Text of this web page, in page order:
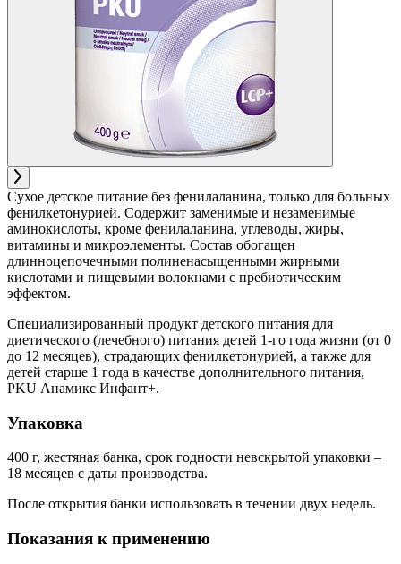
Сухое детское питание без фенилаланина, только для больных
фенилкетонурией. Содержит заменимые и незаменимые
аминокислоты, кроме фенилаланина, углеводы, жиры,
витамины и микроэлементы. Состав обогащен
длинноцепочечными полиненасыщенными жирными
кислотами и пищевыми волокнами с пребиотическим
эффектом.
Специализированный продукт детского питания для
диетического (лечебного) питания детей 1-го года жизни (от 0
до 12 месяцев), страдающих фенилкетонурией, а также для
детей старше 1 года в качестве дополнительного питания,
PKU Анамикс Инфант+.
Упаковка
400 г, жестяная банка, срок годности невскрытой упаковки –
18 месяцев с даты производства.
После открытия банки использовать в течении двух недель.
Показания к применению